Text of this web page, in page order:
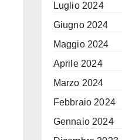
Luglio 2024
Giugno 2024
Maggio 2024
Aprile 2024
Marzo 2024
Febbraio 2024
Gennaio 2024